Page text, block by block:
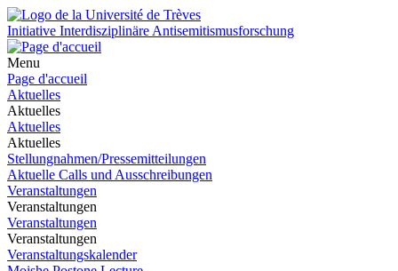
Initiative Interdisziplinäre Antisemitismusforschung
Menu
Page d'accueil
Aktuelles
Aktuelles
Aktuelles
Aktuelles
Stellungnahmen/Pressemitteilungen
Aktuelle Calls und Ausschreibungen
Veranstaltungen
Veranstaltungen
Veranstaltungen
Veranstaltungen
Veranstaltungskalender